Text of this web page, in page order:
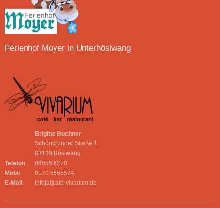
Ferienhof Moyer in Unterhöslwang
Brigitte Buchner
Schönbrunner Straße 1
83129 Höslwang
Telefon
08055 8270
Mobil
0170 5565574
E-Mail
info[at]cafe-vivarium.de